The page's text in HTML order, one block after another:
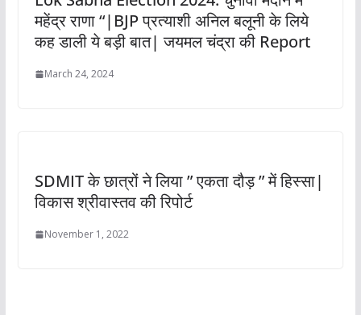
महेंद्र राणा “|BJP प्रत्याशी अनिल बलूनी के लिये
कह डाली ये बड़ी बात| जयमल चंद्रा की Report
March 24, 2024
SDMIT के छात्रों ने लिया ” एकता दौड़ ” में हिस्सा|
विकास श्रीवास्तव की रिपोर्ट
November 1, 2022